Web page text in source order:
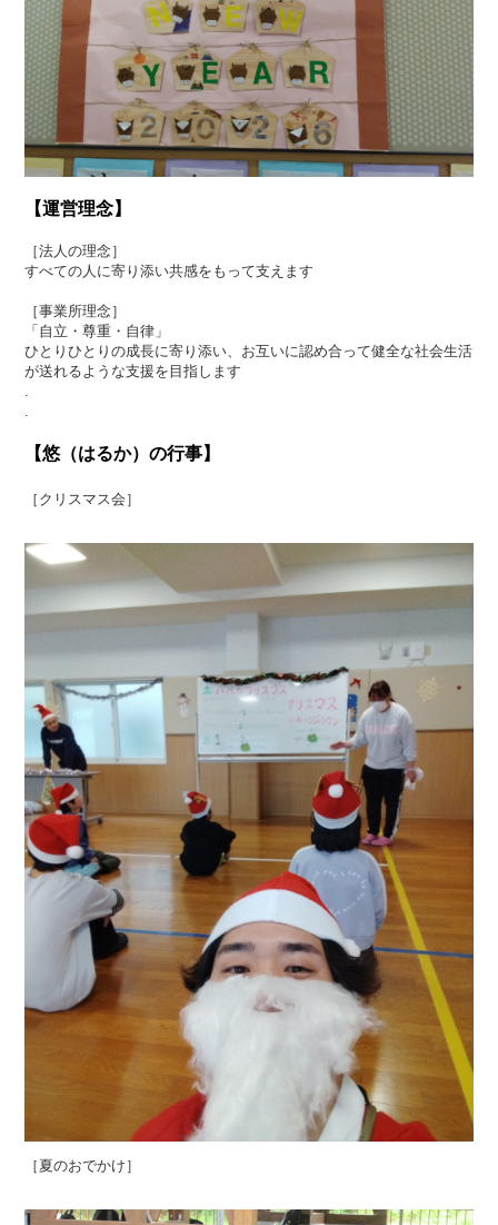
【運営理念】
［法人の理念］
すべての人に寄り添い共感をもって支えます
［事業所理念］
「自立・尊重・自律」
ひとりひとりの成長に寄り添い、お互いに認め合って健全な社会生活
が送れるような支援を目指します
.
.
【悠（はるか）の行事】
［クリスマス会］
［夏のおでかけ］